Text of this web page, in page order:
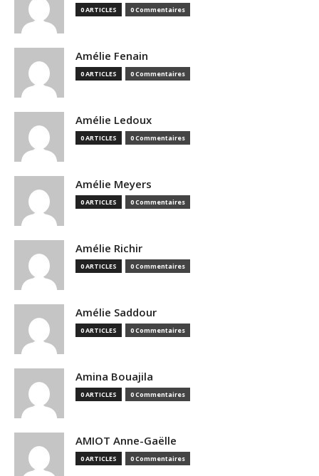
0 ARTICLES 0 Commentaires
Amélie Fenain
0 ARTICLES 0 Commentaires
Amélie Ledoux
0 ARTICLES 0 Commentaires
Amélie Meyers
0 ARTICLES 0 Commentaires
Amélie Richir
0 ARTICLES 0 Commentaires
Amélie Saddour
0 ARTICLES 0 Commentaires
Amina Bouajila
0 ARTICLES 0 Commentaires
AMIOT Anne-Gaëlle
0 ARTICLES 0 Commentaires